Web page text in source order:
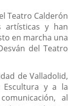
Teatro Calderón
artísticas y han
en marcha una
del Teatro
de Valladolid,
y a la
al